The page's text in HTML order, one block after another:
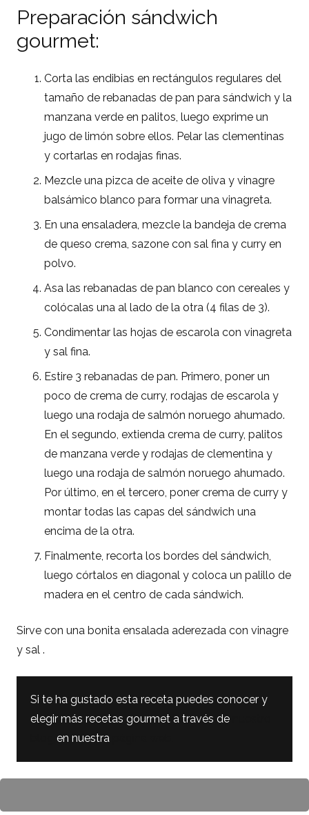
Preparación sándwich
gourmet:
Corta las endibias en rectángulos regulares del
tamaño de rebanadas de pan para sándwich y la
manzana verde en palitos, luego exprime un
jugo de limón sobre ellos. Pelar las clementinas
y cortarlas en rodajas finas.
Mezcle una pizca de aceite de oliva y vinagre
balsámico blanco para formar una vinagreta.
En una ensaladera, mezcle la bandeja de crema
de queso crema, sazone con sal fina y curry en
polvo.
Asa las rebanadas de pan blanco con cereales y
colócalas una al lado de la otra (4 filas de 3).
Condimentar las hojas de escarola con vinagreta
y sal fina.
Estire 3 rebanadas de pan. Primero, poner un
poco de crema de curry, rodajas de escarola y
luego una rodaja de salmón noruego ahumado.
En el segundo, extienda crema de curry, palitos
de manzana verde y rodajas de clementina y
luego una rodaja de salmón noruego ahumado.
Por último, en el tercero, poner crema de curry y
montar todas las capas del sándwich una
encima de la otra.
Finalmente, recorta los bordes del sándwich,
luego córtalos en diagonal y coloca un palillo de
madera en el centro de cada sándwich.
Sirve con una bonita ensalada aderezada con vinagre
y sal .
Si te ha gustado esta receta puedes conocer y
elegir más recetas gourmet a través de
en nuestra